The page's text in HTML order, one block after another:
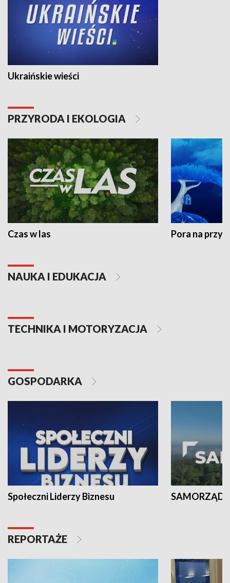
Ukraińskie wieści
PRZYRODA I EKOLOGIA
Czas w las Pora na
NAUKA I EDUKACJA
TECHNIKA I MOTORYZACJA
GOSPODARKA
Społeczni Liderzy Biznesu SAMORZĄD
REPORTAŻE